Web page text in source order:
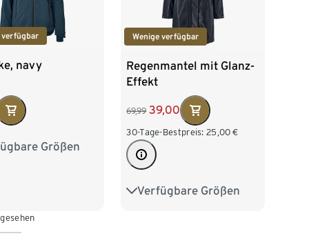
verfügbar
navy
Größen
36 38 40
Wenige verfügbar
Regenmantel mit Glanz-
Effekt
69,99 39,00
30-Tage-Bestpreis: 25,00 €
Verfügbare Größen
36 38 40 42